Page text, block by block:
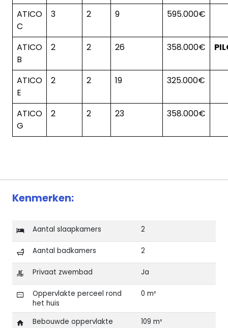
ATICO
C
3 2 9 595.000€
ATICO
B
2 2 26 358.000€
ATICO
E
2 2 19 325.000€
ATICO
G
2 2 23 358.000€
Kenmerken:
Aantal slaapkamers 2
Aantal badkamers 2
Privaat zwembad Ja
Oppervlakte perceel rond
het huis
0 m²
Bebouwde oppervlakte 109 m²